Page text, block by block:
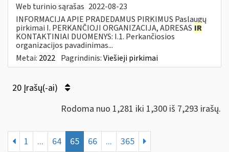
Web turinio sąrašas 2022-08-23
INFORMACIJA APIE PRADEDAMUS PIRKIMUS Paslaugų
pirkimai I. PERKANČIOJI ORGANIZACIJA, ADRESAS IR
KONTAKTINIAI DUOMENYS: I.1. Perkančiosios
organizacijos pavadinimas...
Metai: 2022 Pagrindinis:Viešieji pirkimai
20 Įrašų(-ai)
Rodoma nuo 1,281 iki 1,300 iš 7,293 irašų.
1 ... 64 65 66 ... 365